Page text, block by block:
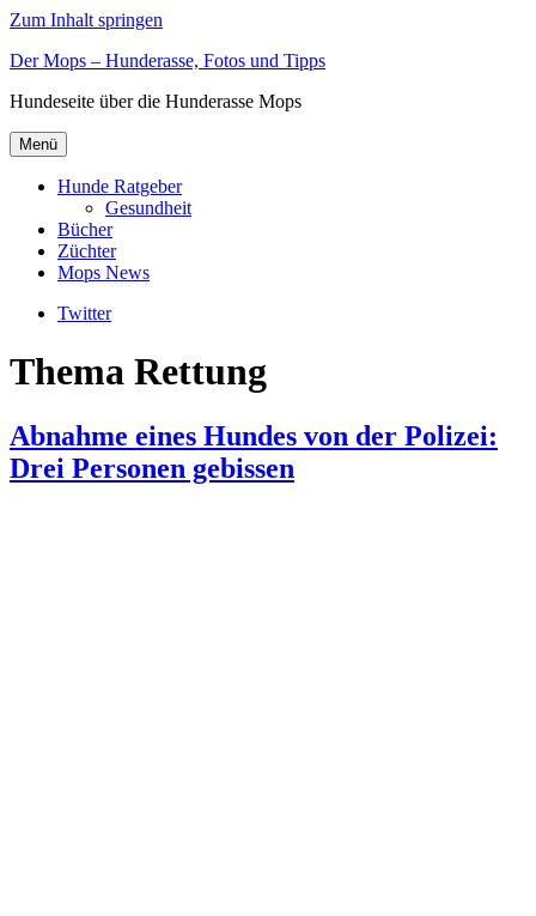
Zum Inhalt springen
Der Mops – Hunderasse, Fotos und Tipps
Hundeseite über die Hunderasse Mops
Menü
Hunde Ratgeber
Gesundheit
Bücher
Züchter
Mops News
Twitter
Thema Rettung
Abnahme eines Hundes von der Polizei:
Drei Personen gebissen